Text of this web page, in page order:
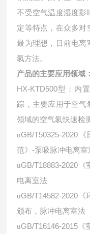
不受空气温度湿度影
定等特点，在众多对
最为理想，目前电离
氡方法。
产品的主要应用领域：
HX-KTD500型：内
踪，主要应用于空气
领域的空气氡快速检
uGB/T50325-2020
范》-泵吸脉冲电离室
uGB/T18883-2020
电离室法
uGB/T14582-2020
颁布，脉冲电离室法
uGB/T16146-2015《